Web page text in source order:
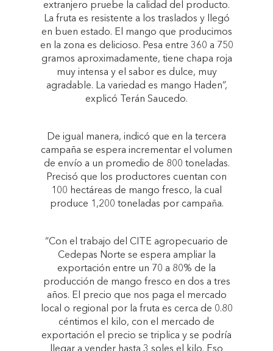
extranjero pruebe la calidad del producto.
La fruta es resistente a los traslados y llegó
en buen estado. El mango que producimos
en la zona es delicioso. Pesa entre 360 a 750
gramos aproximadamente, tiene chapa roja
muy intensa y el sabor es dulce, muy
agradable. La variedad es mango Haden”,
explicó Terán Saucedo.
De igual manera, indicó que en la tercera
campaña se espera incrementar el volumen
de envío a un promedio de 800 toneladas.
Precisó que los productores cuentan con
100 hectáreas de mango fresco, la cual
produce 1,200 toneladas por campaña.
“Con el trabajo del CITE agropecuario de
Cedepas Norte se espera ampliar la
exportación entre un 70 a 80% de la
producción de mango fresco en dos a tres
años. El precio que nos paga el mercado
local o regional por la fruta es cerca de 0.80
céntimos el kilo, con el mercado de
exportación el precio se triplica y se podría